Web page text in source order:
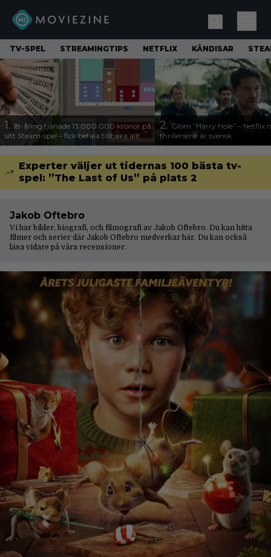
TV-SPEL STREAMINGTIPS NETFLIX KÄNDISAR
1. 18-åring tjänade 13 000 000 kronor på
sitt Steam-spel – fick betala tillbaka allt
2. Glöm ”Harry Hole” – Netflix
thrillerserie är svensk
Experter väljer ut tidernas 100 bästa tv-
spel: ”The Last of Us” på plats 2
Jakob Oftebro
Vi har bilder, biografi, och filmografi av Jakob Oftebro. Du kan hitta
filmer och serier där Jakob Oftebro medverkar här. Du kan också
läsa vidare på våra recensioner.